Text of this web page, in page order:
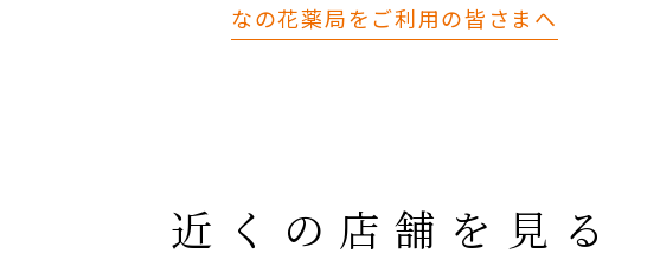
なの花薬局をご利用の皆さまへ
近くの店舗を見る